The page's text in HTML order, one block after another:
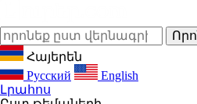
Հայերեն
Русский
English
Լրահոս